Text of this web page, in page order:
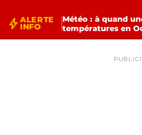
bolt ALERTE
INFO
Météo : à quand
températures en